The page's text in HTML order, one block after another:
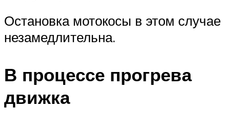
Остановка мотокосы в этом случае
незамедлительна.
В процессе прогрева
движка